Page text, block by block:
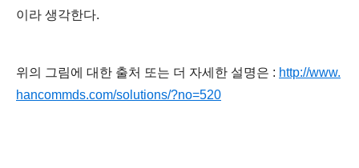
이라 생각한다.
위의 그림에 대한 출처 또는 더 자세한 설명은 : http://www.
hancommds.com/solutions/?no=520